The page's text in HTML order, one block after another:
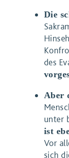
Die
des
Aber
unter
ist
Vor
sich